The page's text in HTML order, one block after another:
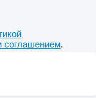
соглашением.